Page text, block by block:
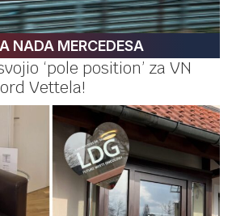
NADA MERCEDESA
‘pole position’ za VN
Vettela!